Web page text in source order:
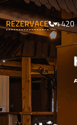
REZERVACE +420